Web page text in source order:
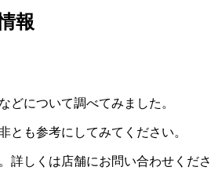
報
どについて調べてみました。
とも参考にしてみてください。
詳しくは店舗にお問い合わせくださ